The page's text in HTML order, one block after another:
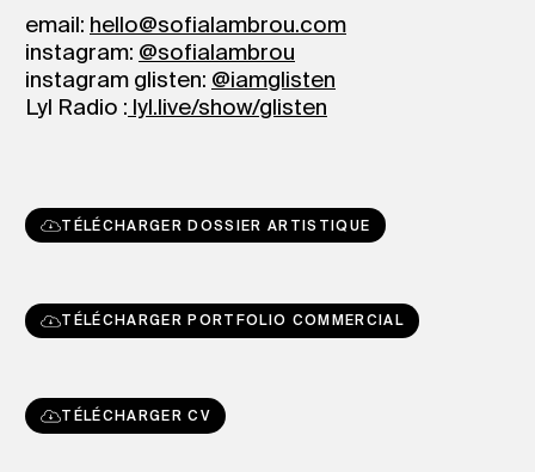
email: hello@sofialambrou.com
instagram: @sofialambrou
instagram glisten: @iamglisten
Lyl Radio : lyl.live/show/glisten
TÉLÉCHARGER DOSSIER ARTISTIQUE
TÉLÉCHARGER PORTFOLIO COMMERCIAL
TÉLÉCHARGER CV